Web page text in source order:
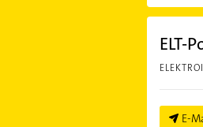
ELT-
E-